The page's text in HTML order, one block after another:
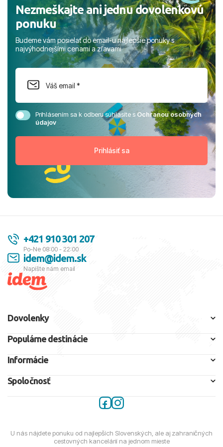
Nezmeškajte ani jednu dovolenkovú
ponuku
Budeme vám posielať do email-u najlepšie ponuky s
najvýhodnejšími cenami a zľavami
Prihlásením sa k odberu súhlasíte sOchranou osobných
údajov
+421 910 301 207
Po-Ne 08:00 - 22:00
idem@idem.sk
Napíšte nám email
Dovolenky
Populárne destinácie
Informácie
Spoločnosť
U nás nájdete ponuku od najlepších Slovenských, ale aj zahraničných
cestovných kancelárií na jednom mieste